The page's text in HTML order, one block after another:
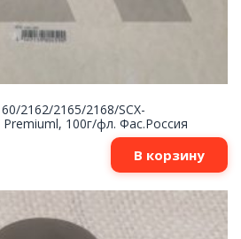
2162/2165/2168/SCX-
100г/фл. Фас.Россия
В корзину